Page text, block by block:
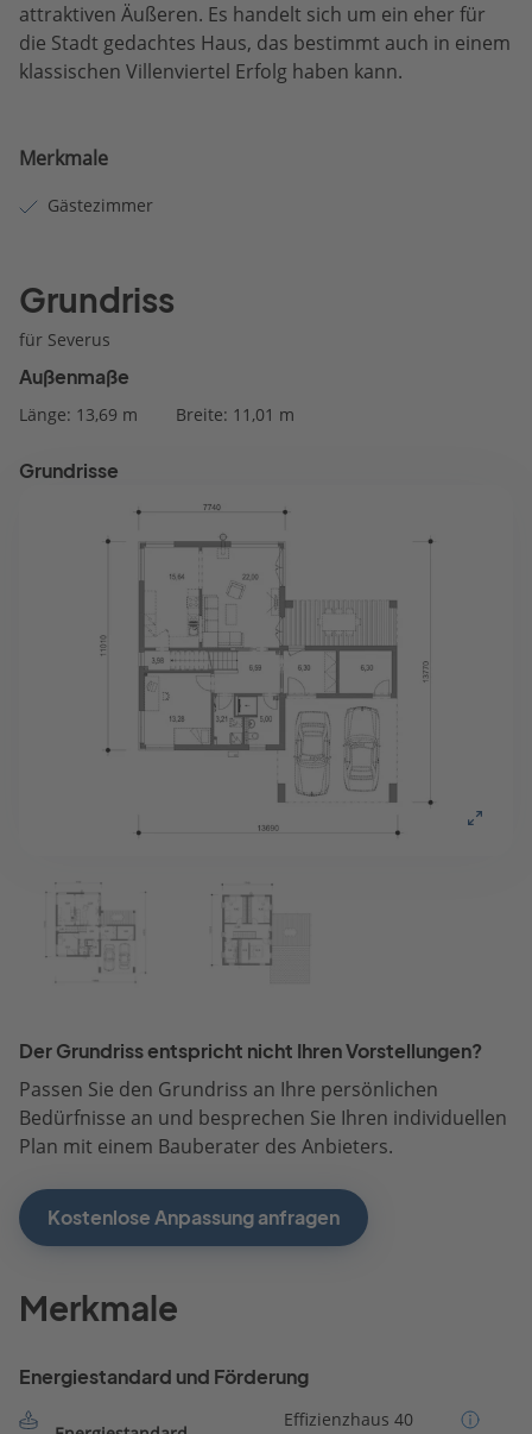
attraktiven Äußeren. Es handelt sich um ein eher für
die Stadt gedachtes Haus, das bestimmt auch in einem
klassischen Villenviertel Erfolg haben kann.
Merkmale
Gästezimmer
Grundriss
für Severus
Außenmaße
Länge: 13,69 m Breite: 11,01 m
Grundrisse
Der Grundriss entspricht nicht Ihren Vorstellungen?
Passen Sie den Grundriss an Ihre persönlichen
Bedürfnisse an und besprechen Sie Ihren individuellen
Plan mit einem Bauberater des Anbieters.
Kostenlose Anpassung anfragen
Merkmale
Energiestandard und Förderung
Effizienzhaus 40